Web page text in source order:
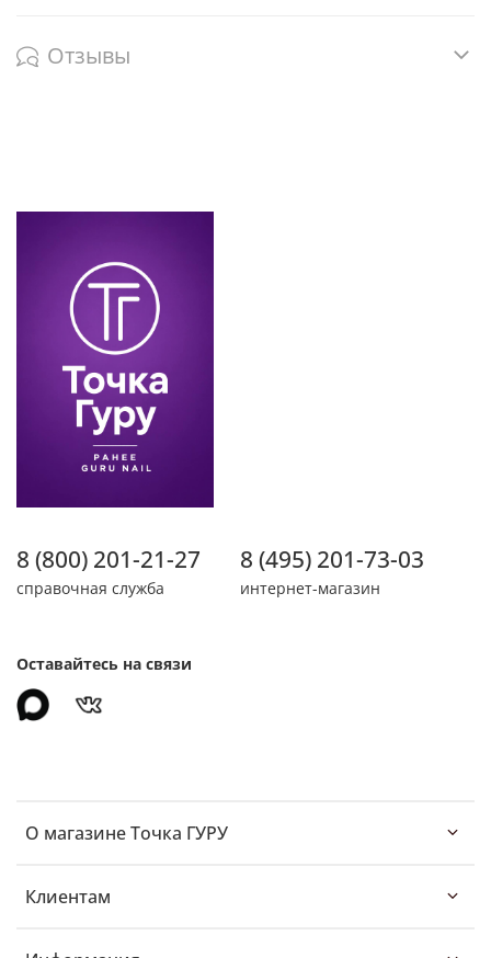
Отзывы
О магазине Точка ГУРУ
Клиентам
8 (800) 201-21-27
справочная служба
8 (495) 201-73-03
интернет-магазин
Оставайтесь на связи